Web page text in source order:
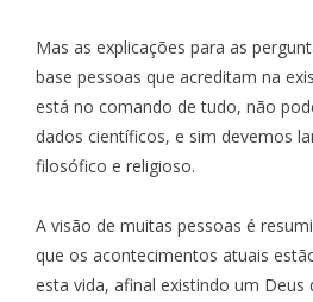
Mas as explicações para as
base pessoas que acreditam na
está no comando de tudo, não
dados científicos, e sim devemos
filosófico e religioso.
A visão de muitas pessoas é
que os acontecimentos atuais
esta vida, afinal existindo um Deus